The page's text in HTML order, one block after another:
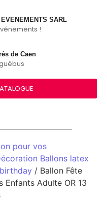
SARL
!
de Caen
pour vos
Ballons latex
/ Ballon Fête
Enfants Adulte OR 13